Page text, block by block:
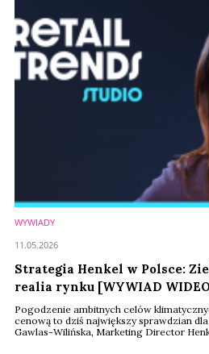
WYWIADY
Strategia Henkel w Polsce:
realia rynku [WYWIAD
Pogodzenie ambitnych celów
cenową to dziś największy sprawdzian
Gawlas-Wilińska, Marketing Director
11.05.2026